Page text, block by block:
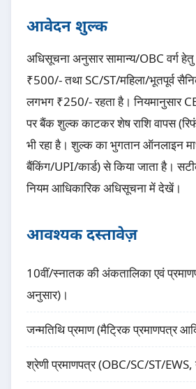
आवेदन शुल्क
अधिसूचना अनुसार सामान्य/OBC वर्ग
₹500/- तथा SC/ST/महिला/भूतपूर्व
लगभग ₹250/- रहता है। नियमानुसार
पर बैंक शुल्क काटकर शेष राशि वापस
भी रहा है। शुल्क का भुगतान ऑनलाइन
बैंकिंग/UPI/कार्ड) से किया जाता है।
नियम आधिकारिक अधिसूचना में देखें।
आवश्यक दस्तावेज़
10वीं/स्नातक की अंकतालिका एवं
अनुसार)।
जन्मतिथि प्रमाण (मैट्रिक प्रमाणपत्र
श्रेणी प्रमाणपत्र (OBC/SC/ST/EWS,